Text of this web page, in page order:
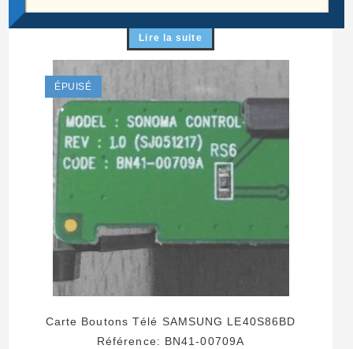
15,00€
Lire la suite
ÉPUISÉ
Carte Boutons Télé SAMSUNG LE40S86BD
Référence: BN41-00709A